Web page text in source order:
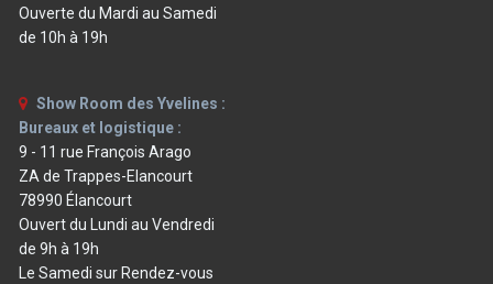
Ouverte du Mardi au Samedi
de 10h à 19h
Show Room des Yvelines :
Bureaux et logistique :
9 - 11 rue François Arago
ZA de Trappes-Elancourt
78990 Élancourt
Ouvert du Lundi au Vendredi
de 9h à 19h
Le Samedi sur Rendez-vous